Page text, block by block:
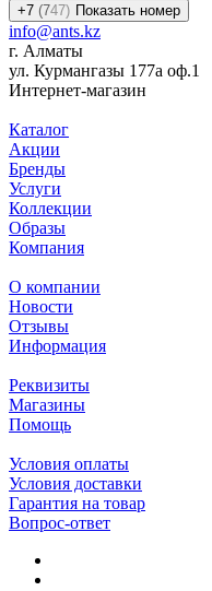
+7 (747) Показать номер
info@ants.kz
г. Алматы
ул. Курмангазы 177а оф.1
Интернет-магазин
Каталог
Акции
Бренды
Услуги
Коллекции
Образы
Компания
О компании
Новости
Отзывы
Информация
Реквизиты
Магазины
Помощь
Условия оплаты
Условия доставки
Гарантия на товар
Вопрос-ответ